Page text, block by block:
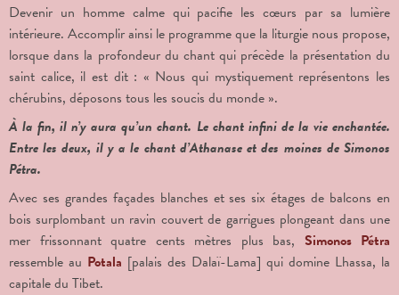
Devenir un homme calme qui pacifie les cœurs par sa lumière
intérieure. Accomplir ainsi le programme que la liturgie nous propose,
lorsque dans la profondeur du chant qui précède la présentation du
saint calice, il est dit : « Nous qui mystiquement représentons les
chérubins, déposons tous les soucis du monde ».
À la fin, il n’y aura qu’un chant. Le chant infini de la vie enchantée.
Entre les deux, il y a le chant d’Athanase et des moines de Simonos
Pétra.
Avec ses grandes façades blanches et ses six étages de balcons en
bois surplombant un ravin couvert de garrigues plongeant dans une
mer frissonnant quatre cents mètres plus bas, Simonos Pétra
ressemble au Potala [palais des Dalaï-Lama] qui domine Lhassa, la
capitale du Tibet.